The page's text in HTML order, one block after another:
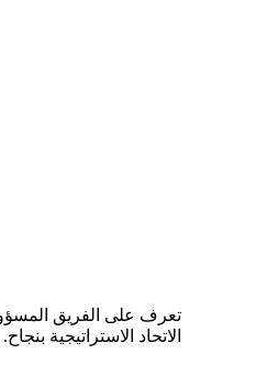
تعرف على الفريق
الاتحاد الاستراتيجية بنجاح.